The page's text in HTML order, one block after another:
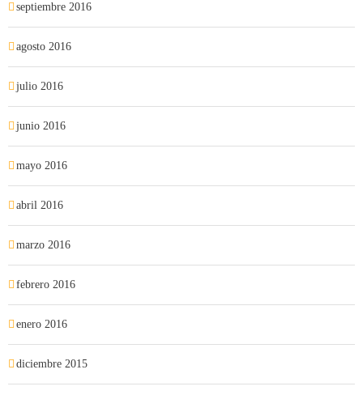
septiembre 2016
agosto 2016
julio 2016
junio 2016
mayo 2016
abril 2016
marzo 2016
febrero 2016
enero 2016
diciembre 2015